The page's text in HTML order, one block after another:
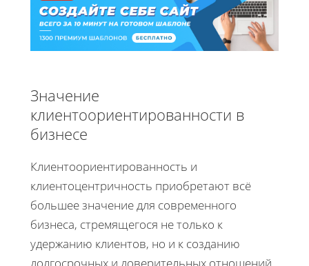
Значение
клиентоориентированности в
бизнесе
Клиентоориентированность и
клиентоцентричность приобретают всё
большее значение для современного
бизнеса, стремящегося не только к
удержанию клиентов, но и к созданию
долгосрочных и доверительных отношений